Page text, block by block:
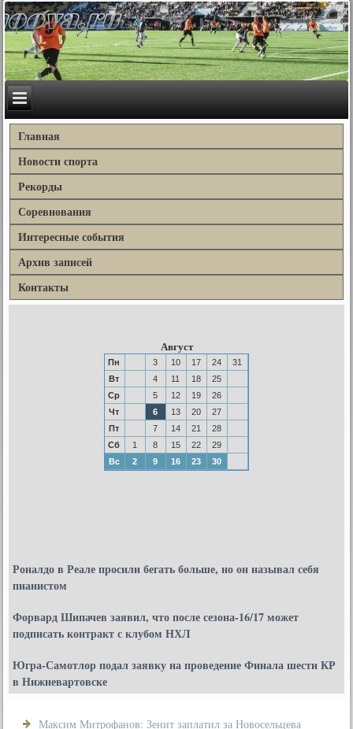
Главная
Новости спорта
Рекорды
Соревнования
Интересные события
Архив записей
Контакты
Август
Пн 3 10 17 24
31
Вт
4 11 18
25
Ср
5 12 19
26
Чт
6 13 20
27
Пт
7 14 21
28
Сб
1 8 15 22
29
Вс
2 9 16 23 30
Роналдо в Реале просили бегать больше, но он называл себя
пианистом
Форвард Шипачев заявил, что после сезона-16/17 может
подписать контракт с клубом НХЛ
Югра-Самотлор подал заявку на проведение Финала шести КР
в Нижневартовске
Максим Митрофанов: Зенит заплатил за Новосельцева